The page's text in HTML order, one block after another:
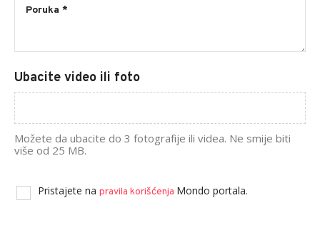
Ubacite video ili foto
Možete da ubacite do 3 fotografije ili videa. Ne smije biti
više od 25 MB.
Pristajete na pravila korišćenja Mondo portala.